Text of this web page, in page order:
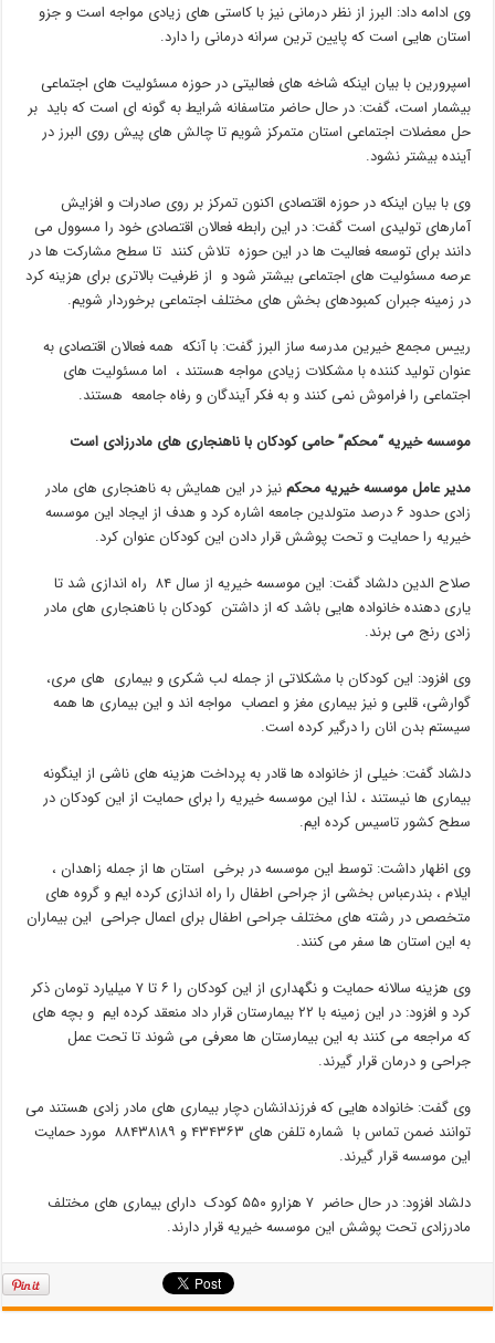
وی ادامه داد: البرز از نظر درمانی نیز با کاستی های زیادی مواجه است و جزو
استان هایی است که پایین ترین سرانه درمانی را دارد.
اسپرورین با بیان اینکه شاخه های فعالیتی در حوزه مسئولیت های اجتماعی
بیشمار است، گفت: در حال حاضر متاسفانه شرایط به گونه ای است که باید بر
حل معضلات اجتماعی استان متمرکز شویم تا چالش های پیش روی البرز در
آینده بیشتر نشود.
وی با بیان اینکه در حوزه اقتصادی اکنون تمرکز بر روی صادرات و افزایش
آمارهای تولیدی است گفت: در این رابطه فعالان اقتصادی خود را مسوول می
دانند برای توسعه فعالیت ها در این حوزه تلاش کنند تا سطح مشارکت ها در
عرصه مسئولیت های اجتماعی بیشتر شود و از ظرفیت بالاتری برای هزینه کرد
در زمینه جبران کمبودهای بخش های مختلف اجتماعی برخوردار شویم.
رییس مجمع خیرین مدرسه ساز البرز گفت: با آنکه همه فعالان اقتصادی به
عنوان تولید کننده با مشکلات زیادی مواجه هستند ، اما مسئولیت های
اجتماعی را فراموش نمی کنند و به فکر آیندگان و رفاه جامعه هستند.
موسسه خیریه “محکم” حامی کودکان با ناهنجاری های مادرزادی است
مدیر عامل موسسه خیریه محکمنیز در این همایش به ناهنجاری های مادر
زادی حدود ۶ درصد متولدین جامعه اشاره کرد و هدف از ایجاد این موسسه
خیریه را حمایت و تحت پوشش قرار دادن این کودکان عنوان کرد.
صلاح الدین دلشاد گفت: این موسسه خیریه از سال ۸۴ راه اندازی شد تا
یاری دهنده خانواده هایی باشد که از داشتن کودکان با ناهنجاری های مادر
زادی رنج می برند.
وی افزود: این کودکان با مشکلاتی از جمله لب شکری و بیماری های مری،
گوارشی، قلبی و نیز بیماری مغز و اعصاب مواجه اند و این بیماری ها همه
سیستم بدن انان را درگیر کرده است.
دلشاد گفت: خیلی از خانواده ها قادر به پرداخت هزینه های ناشی از اینگونه
بیماری ها نیستند ، لذا این موسسه خیریه را برای حمایت از این کودکان در
سطح کشور تاسیس کرده ایم.
وی اظهار داشت: توسط این موسسه در برخی استان ها از جمله زاهدان ،
ایلام ، بندرعباس بخشی از جراحی اطفال را راه اندازی کرده ایم و گروه های
متخصص در رشته های مختلف جراحی اطفال برای اعمال جراحی این بیماران
به این استان ها سفر می کنند.
وی هزینه سالانه حمایت و نگهداری از این کودکان را ۶ تا ۷ میلیارد تومان ذکر
کرد و افزود: در این زمینه با ۲۲ بیمارستان قرار داد منعقد کرده ایم و بچه های
که مراجعه می کنند به این بیمارستان ها معرفی می شوند تا تحت عمل
جراحی و درمان قرار گیرند.
وی گفت: خانواده هایی که فرزندانشان دچار بیماری های مادر زادی هستند می
توانند ضمن تماس با شماره تلفن های ۴۳۴۳۶۳ و ۸۸۴۳۸۱۸۹ مورد حمایت
این موسسه قرار گیرند.
دلشاد افزود: در حال حاضر ۷ هزارو ۵۵۰ کودک دارای بیماری های مختلف
مادرزادی تحت پوشش این موسسه خیریه قرار دارند.